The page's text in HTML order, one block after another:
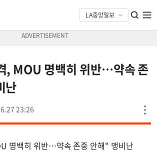
, MOU 명백히 위반…약속 존
난
23:26
명백히 위반…약속 존중 안해" 맹비난